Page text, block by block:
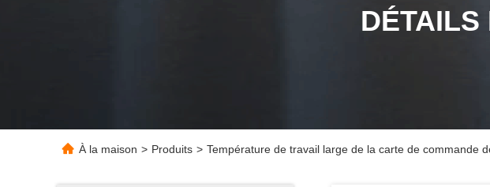
DÉTAILS
À la maison > Produits > Température de travail large de la carte de commande